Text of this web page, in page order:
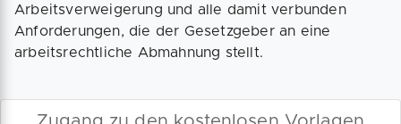
Arbeitsverweigerung und alle damit verbunden
Anforderungen, die der Gesetzgeber an eine
arbeitsrechtliche Abmahnung stellt.